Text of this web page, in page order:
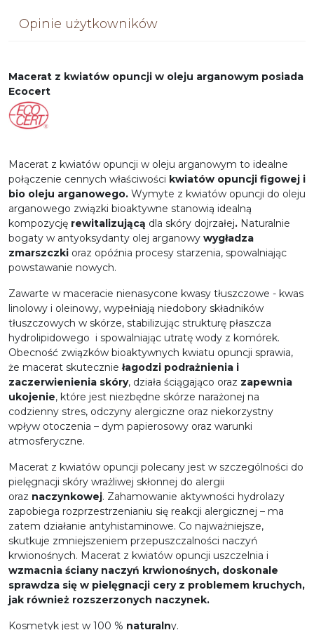
Opinie użytkowników
Macerat z kwiatów opuncji w oleju arganowym posiada
Ecocert
Macerat z kwiatów opuncji w oleju arganowym to idealne
połączenie cennych właściwości kwiatów opuncji figowej i
bio oleju arganowego. Wymyte z kwiatów opuncji do oleju
arganowego związki bioaktywne stanowią idealną
kompozycję rewitalizującą dla skóry dojrzałej. Naturalnie
bogaty w antyoksydanty olej arganowy wygładza
zmarszczki oraz opóźnia procesy starzenia, spowalniając
powstawanie nowych.
Zawarte w maceracie nienasycone kwasy tłuszczowe - kwas
linolowy i oleinowy, wypełniają niedobory składników
tłuszczowych w skórze, stabilizując strukturę płaszcza
hydrolipidowego i spowalniając utratę wody z komórek.
Obecność związków bioaktywnych kwiatu opuncji sprawia,
że macerat skuteczniełagodzi podrażnienia i
zaczerwienienia skóry, działa ściągająco oraz zapewnia
ukojenie, które jest niezbędne skórze narażonej na
codzienny stres, odczyny alergiczne oraz niekorzystny
wpływ otoczenia – dym papierosowy oraz warunki
atmosferyczne.
Macerat z kwiatów opuncji polecany jest w szczególności do
pielęgnacji skóry wrażliwej skłonnej do alergii
oraz naczynkowej. Zahamowanie aktywności hydrolazy
zapobiega rozprzestrzenianiu się reakcji alergicznej – ma
zatem działanie antyhistaminowe. Co najważniejsze,
skutkuje zmniejszeniem przepuszczalności naczyń
krwionośnych. Macerat z kwiatów opuncji uszczelnia i
wzmacnia ściany naczyń krwionośnych, doskonale
sprawdza się w pielęgnacji cery z problemem kruchych,
jak również rozszerzonych naczynek.
Kosmetyk jest w 100 % naturalny.